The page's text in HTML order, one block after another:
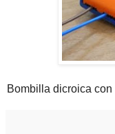
Bombilla dicroica